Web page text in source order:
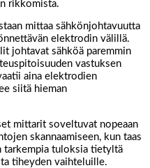
rikkomista.
mittaa sähkönjohtavuutta
elektrodin välillä.
johtavat sähköä paremmin
vastuksen
aina elektrodien
siitä hieman
mittarit soveltuvat nopeaan
skannaamiseen, kun taas
tuloksia tietyltä
tiheyden vaihteluille.